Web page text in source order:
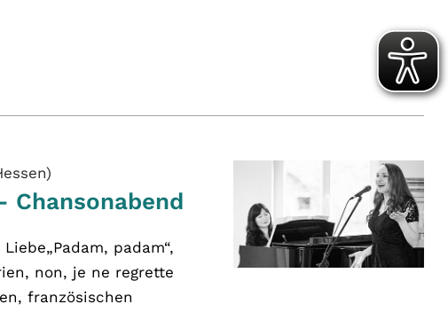
Chansonabend
padam“,
non, je ne regrette
französischen